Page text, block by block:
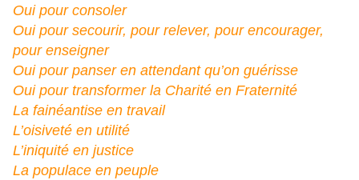
Oui pour consoler
Oui pour secourir, pour relever, pour encourager,
pour enseigner
Oui pour panser en attendant qu’on guérisse
Oui pour transformer la Charité en Fraternité
La fainéantise en travail
L’oisiveté en utilité
L’iniquité en justice
La populace en peuple